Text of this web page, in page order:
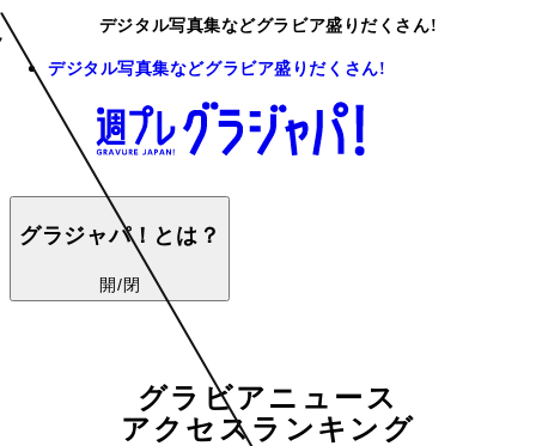
デジタル写真集などグラビア盛りだくさん!
デジタル写真集などグラビア盛りだくさん!
グラジャパ！とは？
開/閉
グラビアニュース
アクセスランキング